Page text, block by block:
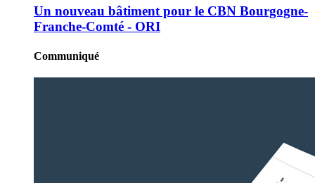
Un nouveau bâtiment pour le CBN Bourgogne-
Franche-Comté - ORI
Communiqué